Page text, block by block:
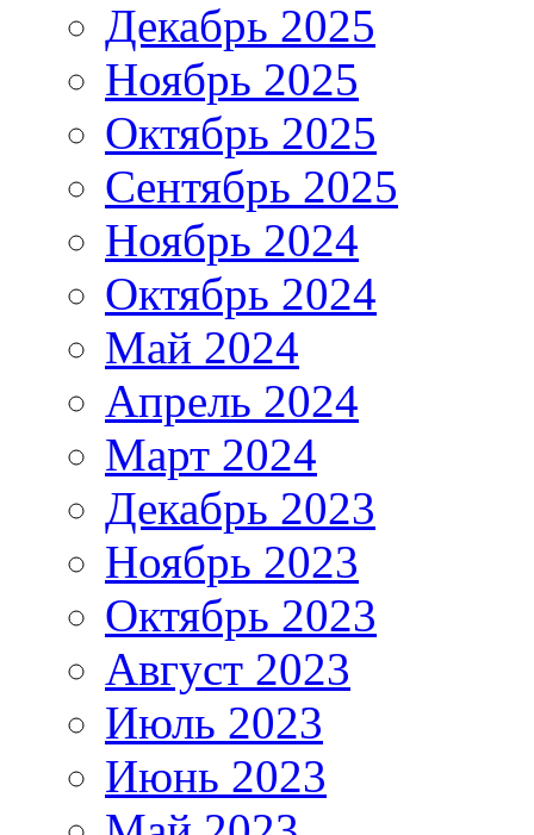
Декабрь 2025
Ноябрь 2025
Октябрь 2025
Сентябрь 2025
Ноябрь 2024
Октябрь 2024
Май 2024
Апрель 2024
Март 2024
Декабрь 2023
Ноябрь 2023
Октябрь 2023
Август 2023
Июль 2023
Июнь 2023